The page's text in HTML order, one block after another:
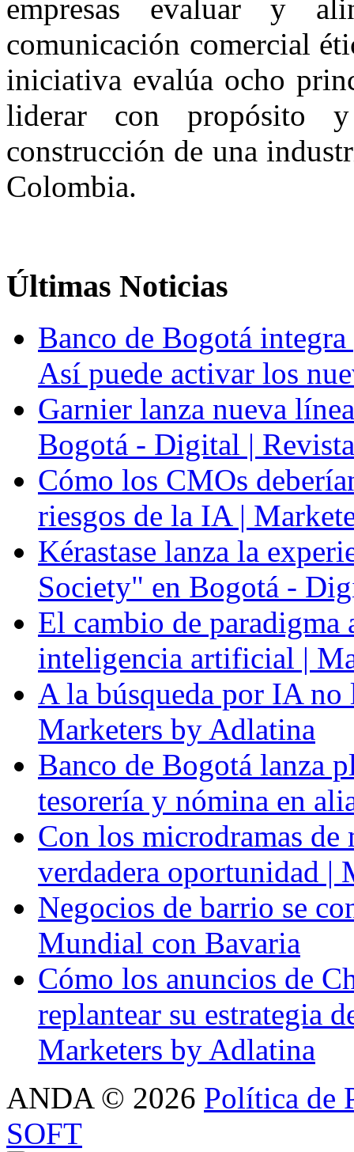
empresas evaluar y
comunicación comercial
iniciativa evalúa ocho
liderar con propósito
construcción de una
Colombia.
Últimas Noticias
Banco de Bogotá
Así puede activar los
Garnier lanza nueva
Bogotá - Digital |
Cómo los CMOs
riesgos de la IA |
Kérastase lanza la
Society" en Bogotá -
El cambio de paradigma
inteligencia artificial |
A la búsqueda por IA
Marketers by Adlatina
Banco de Bogotá lanza
tesorería y nómina en
Con los microdramas de
verdadera oportunidad |
Negocios de barrio se
Mundial con Bavaria
Cómo los anuncios de
replantear su estrategia
Marketers by Adlatina
ANDA © 2026 Política de
SOFT